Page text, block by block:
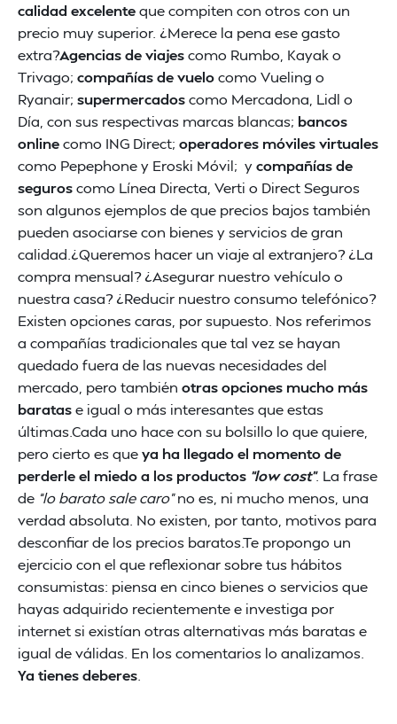
calidad excelenteque compiten con otros con un
precio muy superior. ¿Merece la pena ese gasto
extra?Agencias de viajescomo Rumbo, Kayak o
Trivago; compañías de vuelocomo Vueling o
Ryanair; supermercadoscomo Mercadona, Lidl o
Día, con sus respectivas marcas blancas; bancos
onlinecomo ING Direct; operadores móviles virtuales
como Pepephone y Eroski Móvil; ycompañías de
seguroscomo Línea Directa, Verti o Direct Seguros
son algunos ejemplos de que precios bajos también
pueden asociarse con bienes y servicios de gran
calidad.¿Queremos hacer un viaje al extranjero? ¿La
compra mensual? ¿Asegurar nuestro vehículo o
nuestra casa? ¿Reducir nuestro consumo telefónico?
Existen opciones caras, por supuesto. Nos referimos
a compañías tradicionales que tal vez se hayan
quedado fuera de las nuevas necesidades del
mercado, pero también otras opciones mucho más
baratase igual o más interesantes que estas
últimas.Cada uno hace con su bolsillo lo que quiere,
pero cierto es queya ha llegado el momento de
perderle el miedo a los productos “low cost”. La frase
de “lo barato sale caro”no es, ni mucho menos, una
verdad absoluta. No existen, por tanto, motivos para
desconfiar de los precios baratos.Te propongo un
ejercicio con el que reflexionar sobre tus hábitos
consumistas: piensa en cinco bienes o servicios que
hayas adquirido recientemente e investiga por
internet si existían otras alternativas más baratas e
igual de válidas. En los comentarios lo analizamos.
Ya tienes deberes